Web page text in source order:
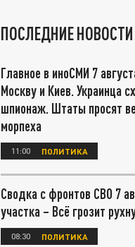
ПОСЛЕДНИЕ НОВОСТИ
Главное в иноСМИ 7
Москву и Киев. Украинца
шпионаж. Штаты просят
морпеха
11:00 ПОЛИТИКА
Сводка с фронтов СВО 7
участка – Всё грозит
08:30 ПОЛИТИКА